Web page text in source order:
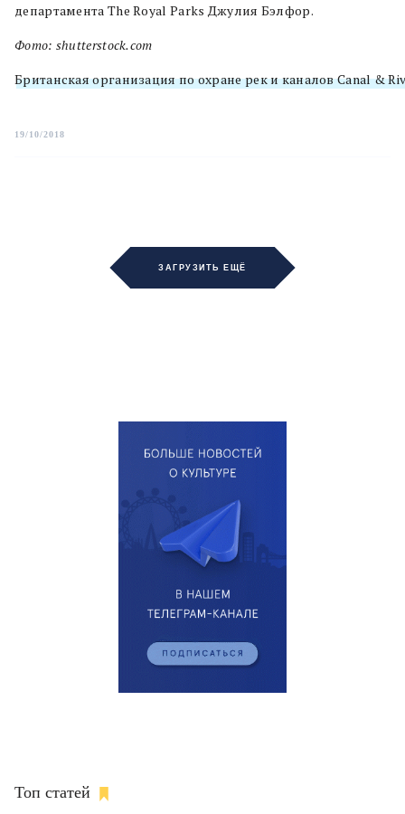
департамента The Royal Parks Джулия Бэлфор.
Фото: shutterstock.com
Британская организация по охране рек и каналов Canal &
19/10/2018
ЗАГРУЗИТЬ ЕЩЁ
Топ статей